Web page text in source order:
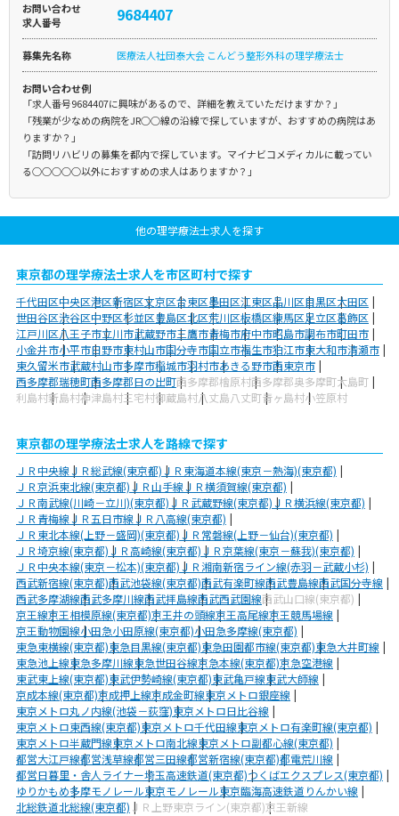
お問い合わせ
求人番号
9684407
募集先名称 医療法人社団泰大会 こんどう整形外科の理学療法士
お問い合わせ例
「求人番号9684407に興味があるので、詳細を教えていただけますか？」
「残業が少なめの病院をJR○○線の沿線で探していますが、おすすめの病院はあ
りますか？」
「訪問リハビリの募集を都内で探しています。マイナビコメディカルに載ってい
る○○○○○以外におすすめの求人はありますか？」
他の理学療法士求人を探す
東京都の理学療法士求人を市区町村で探す
千代田区中央区港区新宿区文京区台東区墨田区江東区品川区目黒区大田区
世田谷区渋谷区中野区杉並区豊島区北区荒川区板橋区練馬区足立区葛飾区
江戸川区八王子市立川市武蔵野市三鷹市青梅市府中市昭島市調布市町田市
小金井市小平市日野市東村山市国分寺市国立市福生市狛江市東大和市清瀬市
東久留米市武蔵村山市多摩市稲城市羽村市あきる野市西東京市
西多摩郡瑞穂町西多摩郡日の出町西多摩郡檜原村西多摩郡奥多摩町大島町
利島村新島村神津島村三宅村御蔵島村八丈島八丈町青ヶ島村小笠原村
東京都の理学療法士求人を路線で探す
ＪＲ中央線ＪＲ総武線(東京都)ＪＲ東海道本線(東京－熱海)(東京都)
ＪＲ京浜東北線(東京都)ＪＲ山手線ＪＲ横須賀線(東京都)
ＪＲ南武線(川崎－立川)(東京都)ＪＲ武蔵野線(東京都)ＪＲ横浜線(東京都)
ＪＲ青梅線ＪＲ五日市線ＪＲ八高線(東京都)
ＪＲ東北本線(上野－盛岡)(東京都)ＪＲ常磐線(上野－仙台)(東京都)
ＪＲ埼京線(東京都)ＪＲ高崎線(東京都)ＪＲ京葉線(東京－蘇我)(東京都)
ＪＲ中央本線(東京－松本)(東京都)ＪＲ湘南新宿ライン線(赤羽－武蔵小杉)
西武新宿線(東京都)西武池袋線(東京都)西武有楽町線西武豊島線西武国分寺線
西武多摩湖線西武多摩川線西武拝島線西武西武園線西武山口線(東京都)
京王線京王相模原線(東京都)京王井の頭線京王高尾線京王競馬場線
京王動物園線小田急小田原線(東京都)小田急多摩線(東京都)
東急東横線(東京都)東急目黒線(東京都)東急田園都市線(東京都)東急大井町線
東急池上線東急多摩川線東急世田谷線京急本線(東京都)京急空港線
東武東上線(東京都)東武伊勢崎線(東京都)東武亀戸線東武大師線
京成本線(東京都)京成押上線京成金町線東京メトロ銀座線
東京メトロ丸ノ内線(池袋－荻窪)東京メトロ日比谷線
東京メトロ東西線(東京都)東京メトロ千代田線東京メトロ有楽町線(東京都)
東京メトロ半蔵門線東京メトロ南北線東京メトロ副都心線(東京都)
都営大江戸線都営浅草線都営三田線都営新宿線(東京都)都電荒川線
都営日暮里・舎人ライナー埼玉高速鉄道(東京都)つくばエクスプレス(東京都)
ゆりかもめ多摩モノレール東京モノレール東京臨海高速鉄道りんかい線
北総鉄道北総線(東京都) ＪＲ上野東京ライン(東京都)京王新線